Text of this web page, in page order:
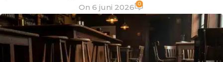
On 6 juni 2026 0